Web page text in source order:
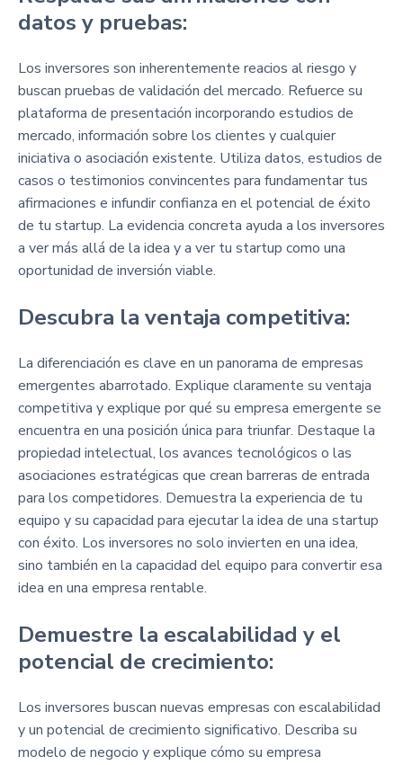
datos y pruebas:
Los inversores son inherentemente reacios al riesgo y
buscan pruebas de validación del mercado. Refuerce su
plataforma de presentación incorporando estudios de
mercado, información sobre los clientes y cualquier
iniciativa o asociación existente. Utiliza datos, estudios de
casos o testimonios convincentes para fundamentar tus
afirmaciones e infundir confianza en el potencial de éxito
de tu startup. La evidencia concreta ayuda a los inversores
a ver más allá de la idea y a ver tu startup como una
oportunidad de inversión viable.
Descubra la ventaja competitiva:
La diferenciación es clave en un panorama de empresas
emergentes abarrotado. Explique claramente su ventaja
competitiva y explique por qué su empresa emergente se
encuentra en una posición única para triunfar. Destaque la
propiedad intelectual, los avances tecnológicos o las
asociaciones estratégicas que crean barreras de entrada
para los competidores. Demuestra la experiencia de tu
equipo y su capacidad para ejecutar la idea de una startup
con éxito. Los inversores no solo invierten en una idea,
sino también en la capacidad del equipo para convertir esa
idea en una empresa rentable.
Demuestre la escalabilidad y el
potencial de crecimiento:
Los inversores buscan nuevas empresas con escalabilidad
y un potencial de crecimiento significativo. Describa su
modelo de negocio y explique cómo su empresa